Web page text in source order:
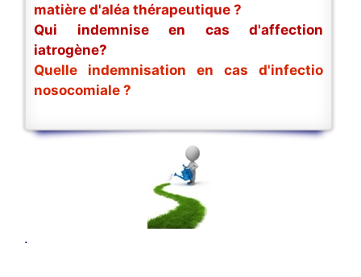
matière d'aléa thérapeutique ?
Qui indemnise en cas d'affection
iatrogène?
Quelle indemnisation en cas d'infectio
nosocomiale ?
.